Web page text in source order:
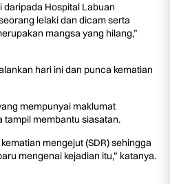
daripada Hospital Labuan
lelaki dan dicam serta
mangsa yang hilang,”
hari ini dan punca kematian
mempunyai maklumat
tampil membantu siasatan.
mengejut (SDR) sehingga
mengenai kejadian itu,” katanya.